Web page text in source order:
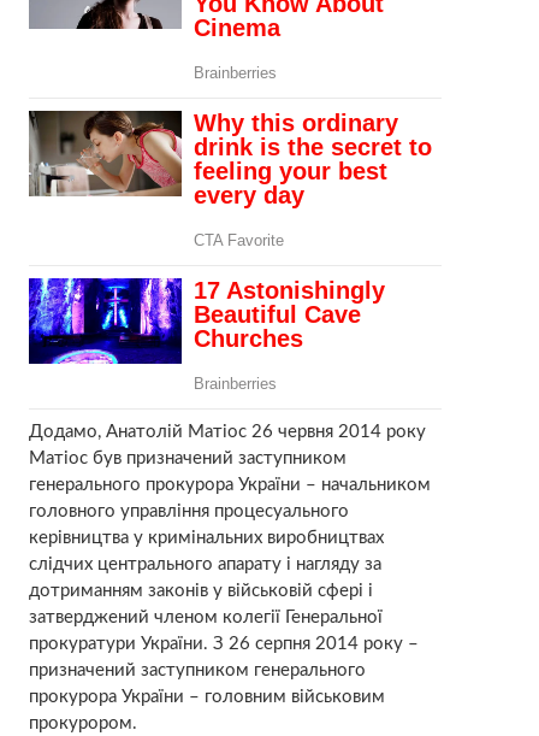
Додамо, Анатолій Матіос 26 червня 2014 року
Матіос був призначений заступником
генерального прокурора України – начальником
головного управління процесуального
керівництва у кримінальних виробництвах
слідчих центрального апарату і нагляду за
дотриманням законів у військовій сфері і
затверджений членом колегії Генеральної
прокуратури України. З 26 серпня 2014 року –
призначений заступником генерального
прокурора України – головним військовим
прокурором.